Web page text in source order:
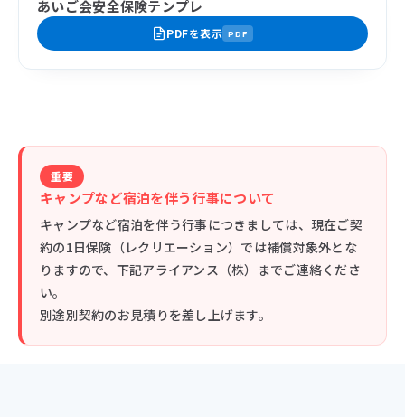
あいご会安全保険テンプレ
PDFを表示 PDF
重要
キャンプなど宿泊を伴う行事について
キャンプなど宿泊を伴う行事につきましては、現在ご契
約の1日保険（レクリエーション）では補償対象外とな
りますので、下記アライアンス（株）までご連絡くださ
い。
別途別契約のお見積りを差し上げます。